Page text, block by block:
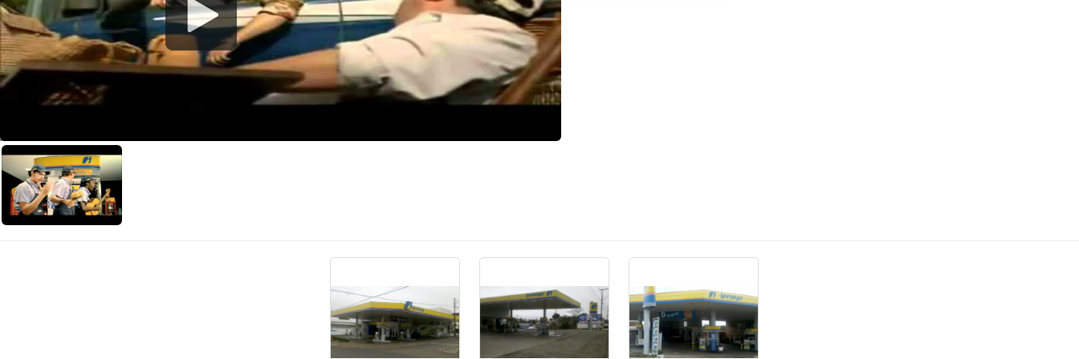
"POSTOS WOUK - QUALIDADE EM PRODUTOS E SERVIÇOS"
VISITE NOSSAS UNIDADES:
POSTO WOUK XV: 042-3623-5992 - 3622-3028
Rua XV de Novembro, 6493
Alto da XV - Guarapuava
Centro - Guarapuava - Pr
POSTO WOUK BONSUCESSO:
(Lava Car)
Av Ver Sebastião C Ribas, 1071
Bonsucesso - Guarapuava Pr
E-MAIL:xv@wouk.com.br